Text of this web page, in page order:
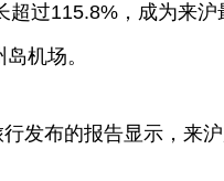
超过115.8%，成为来
机场。
布的报告显示，来沪